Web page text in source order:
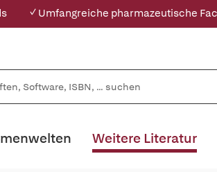
✓ Umfangreiche pharmazeutische
Weitere Literatur